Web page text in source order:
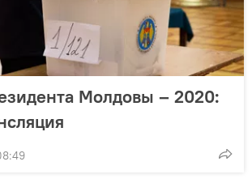
Молдовы – 2020: